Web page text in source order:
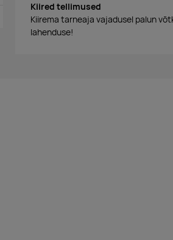
Kiired tellimused
Kiirema tarneaja vajadusel palun
lahenduse!